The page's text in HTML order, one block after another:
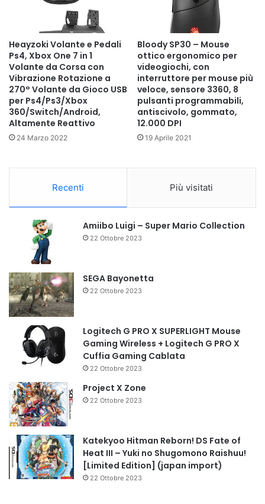
Heayzoki Volante e Pedali
Ps4, Xbox One 7 in 1
Volante da Corsa con
Vibrazione Rotazione a
270° Volante da Gioco USB
per Ps4/Ps3/Xbox
360/Switch/Android,
Altamente Reattivo
24 Marzo 2022
Bloody SP30 – Mouse
ottico ergonomico per
videogiochi, con
interruttore per mouse più
veloce, sensore 3360, 8
pulsanti programmabili,
antiscivolo, gommato,
12.000 DPI
19 Aprile 2021
Recenti Più visitati
Amiibo Luigi – Super Mario Collection
22 Ottobre 2023
SEGA Bayonetta
22 Ottobre 2023
Logitech G PRO X SUPERLIGHT Mouse
Gaming Wireless + Logitech G PRO X
Cuffia Gaming Cablata
22 Ottobre 2023
Project X Zone
22 Ottobre 2023
Katekyoo Hitman Reborn! DS Fate of
Heat III – Yuki no Shugomono Raishuu!
[Limited Edition] (japan import)
22 Ottobre 2023